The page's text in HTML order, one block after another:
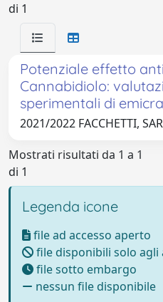
di 1
Potenziale effetto
Cannabidiolo:
sperimentali di
2021/2022 FACCHETTI,
Mostrati risultati da 1 a 1
di 1
Legenda icone
file ad accesso aperto
file disponibili solo
file sotto embargo
nessun file disponibile